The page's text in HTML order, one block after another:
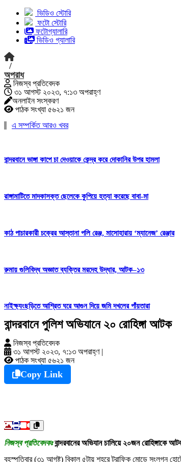
ভিডিও স্টোরি
ফটো স্টোরি
ফটোগ্যালারি
ভিডিও গ্যালারি
/
অপরাধ
নিজস্ব প্রতিবেদক
৩১ আগস্ট ২০২৩, ৭:১৩ অপরাহ্ণ
অনলাইন সংস্করণ
পাঠক সংখ্যা ৫৬২১ জন
এ সম্পর্কিত আরও খবর
বান্দরবানে ভাঙ্গা কাপে চা দেওয়াকে কেন্দ্র করে দোকানির উপর হামলা
রাঙ্গামাটিতে মাদকাসক্ত ছেলেকে কুপিয়ে হত্যা করেছে বাবা-মা
কাঠ পাচারকারী চক্রের আস্তানা পলি রেঞ্জ, মাসোহারায় ‘ম্যানেজ’ রেঞ্জার
রুমায় গুলিবিদ্ধ অজ্ঞাত ব্যক্তির মরদেহ উদ্ধার, আটক–১৩
নাইক্ষ্যংছড়িতে আশ্রিত ঘরে আগুন দিয়ে জমি দখলের পাঁয়তারা
বান্দরবানে পুলিশ অভিযানে ২০ রোহিঙ্গা আটক
নিজস্ব প্রতিবেদক
৩১ আগস্ট ২০২৩, ৭:১৩ অপরাহ্ণ |
পাঠক সংখ্যা ৫৬২১ জন
Copy Link
নিজস্ব প্রতিবেদকঃবান্দরবানের অভিযান চালিয়ে ২০জন রোহিঙ্গাকে
বৃহস্পতিবার (৩১ আগষ্ট) বিকাল ৫টায় শহরে ট্রাফিক মোড়ে সংলগ্ন